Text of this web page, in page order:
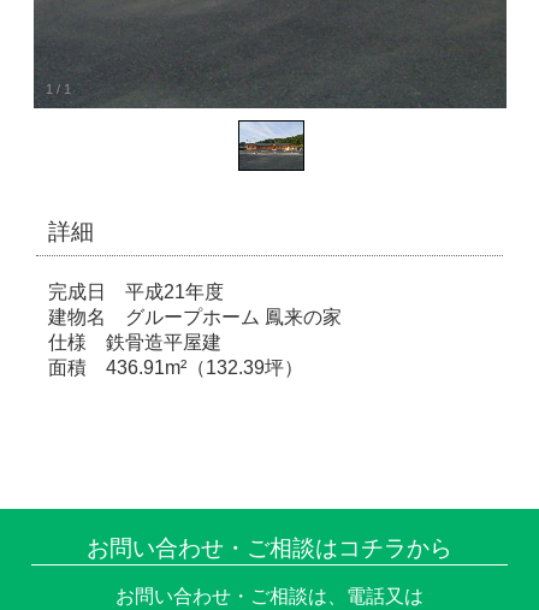
1/ 1
詳細
完成日 平成21年度
建物名 グループホーム 鳳来の家
仕様 鉄骨造平屋建
面積 436.91m²（132.39坪）
お問い合わせ・ご相談はコチラから
お問い合わせ・ご相談は、電話又は